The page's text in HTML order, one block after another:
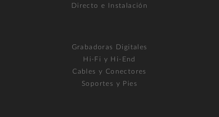
Directo e Instalación
Grabadoras Digitales
Hi-Fi y Hi-End
Cables y Conectores
Soportes y Pies